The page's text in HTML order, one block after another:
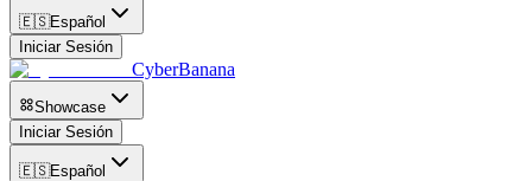
🇪🇸Español
Iniciar Sesión
CyberBanana
Showcase
Iniciar Sesión
🇪🇸Español